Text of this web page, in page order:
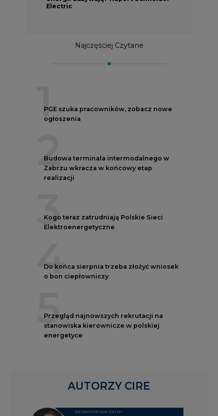
Electric
Najczęściej Czytane
1
PGE szuka pracowników, zobacz nowe
ogłoszenia
2
Budowa terminala intermodalnego w
Zabrzu wkracza w końcowy etap
realizacji
3
Kogo teraz zatrudniają Polskie Sieci
Elektroenergetyczne
4
Do końca sierpnia trzeba złożyć wniosek
o bon ciepłowniczy
5
Przegląd najnowszych rekrutacji na
stanowiska kierownicze w polskiej
energetyce
REDAKTOR NACZELNY
AUTORZY CIRE